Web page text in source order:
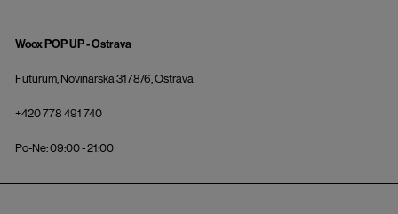
Woox POP UP - Ostrava
Futurum, Novinářská 3178/6, Ostrava
+420 778 491 740
Po-Ne: 09:00 - 21:00